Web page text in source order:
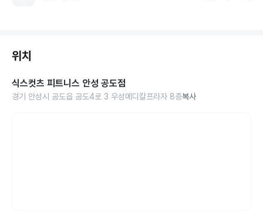
위치
식스컷츠 피트니스 안성 공도점
경기 안성시 공도읍 공도4로 3 우성메디칼프라자 8층복사